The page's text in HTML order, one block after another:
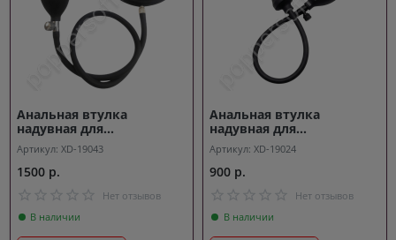
Анальная втулка
надувная для
расширения Pressure
Артикул: XD-19043
1500 р.
Нет отзывов
В наличии
Анальная втулка
надувная для
расширения Pump
Артикул: XD-19024
900 р.
Нет отзывов
В наличии